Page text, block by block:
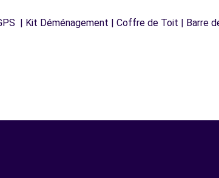
| Kit Déménagement | Coffre de Toit | Barre